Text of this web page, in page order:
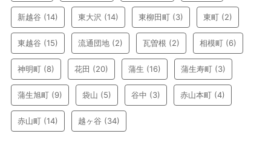
新越谷 (14) 東大沢 (14) 東柳田町 (3) 東町 (2)
東越谷 (15) 流通団地 (2) 瓦曽根 (2) 相模町 (6)
神明町 (8) 花田 (20) 蒲生 (16) 蒲生寿町 (3)
蒲生旭町 (9) 袋山 (5) 谷中 (3) 赤山本町 (4)
赤山町 (14) 越ヶ谷 (34)